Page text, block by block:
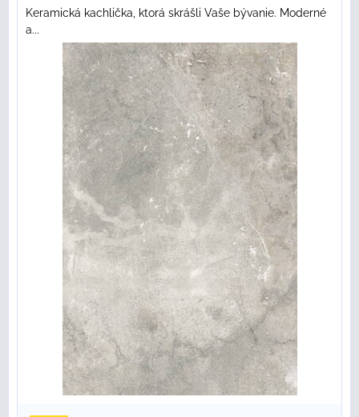
Keramická kachlička, ktorá skrášli Vaše bývanie. Moderné
a...